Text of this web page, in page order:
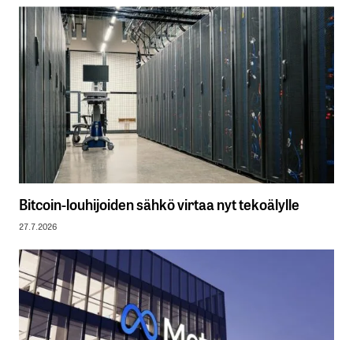
Bitcoin-louhijoiden sähkö virtaa nyt tekoälylle
27.7.2026